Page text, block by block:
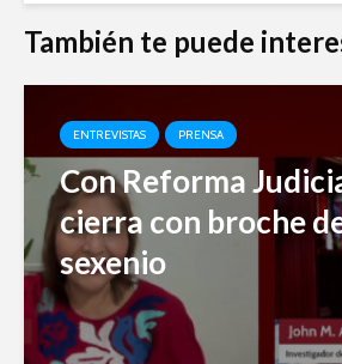
También te puede
ENTREVISTAS PRENSA
Con Reforma
cierra con broche
sexenio